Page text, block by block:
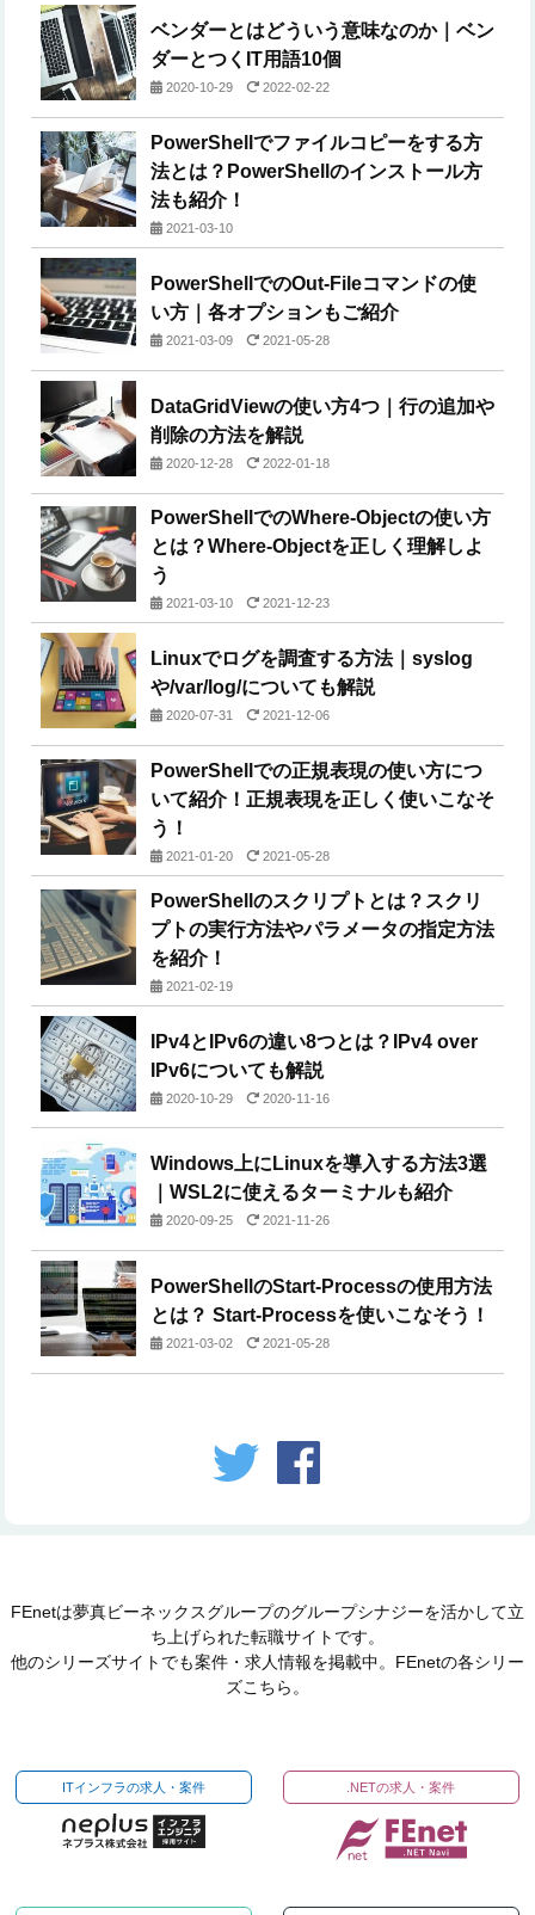
ベンダーとはどういう意味なのか｜ベン
ダーとつくIT用語10個
2020-10-29 2022-02-22
PowerShellでファイルコピーをする方
法とは？PowerShellのインストール方
法も紹介！
2021-03-10
PowerShellでのOut-Fileコマンドの使
い方｜各オプションもご紹介
2021-03-09 2021-05-28
DataGridViewの使い方4つ｜行の追加や
削除の方法を解説
2020-12-28 2022-01-18
PowerShellでのWhere-Objectの使い方
とは？Where-Objectを正しく理解しよ
う
2021-03-10 2021-12-23
Linuxでログを調査する方法｜syslog
や/var/log/についても解説
2020-07-31 2021-12-06
PowerShellでの正規表現の使い方につ
いて紹介！正規表現を正しく使いこなそ
う！
2021-01-20 2021-05-28
PowerShellのスクリプトとは？スクリ
プトの実行方法やパラメータの指定方法
を紹介！
2021-02-19
IPv4とIPv6の違い8つとは？IPv4 over
IPv6についても解説
2020-10-29 2020-11-16
Windows上にLinuxを導入する方法3選
｜WSL2に使えるターミナルも紹介
2020-09-25 2021-11-26
PowerShellのStart-Processの使用方法
とは？ Start-Processを使いこなそう！
2021-03-02 2021-05-28
FEnetは夢真ビーネックスグループのグループシナジーを活かして立
ち上げられた転職サイトです。
他のシリーズサイトでも案件・求人情報を掲載中。FEnetの各シリー
ズこちら。
ITインフラの求人・案件 .NETの求人・案件